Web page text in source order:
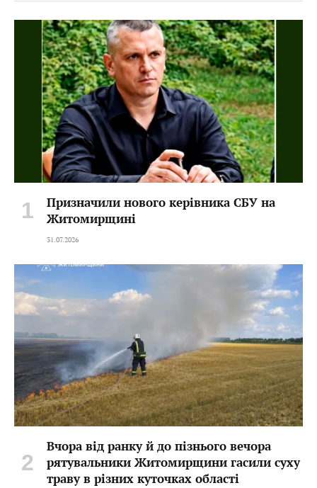
Призначили нового керівника СБУ на
Житомирщині
31.07.2026
Вчора від ранку й до пізнього вечора
рятувальники Житомирщини гасили суху
траву в різних куточках області